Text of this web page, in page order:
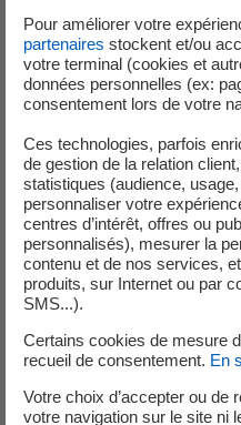
Mis à jour le 15/01/2026
Pour améliorer votre
partenaires stockent et/ou
votre terminal (cookies et
données personnelles (ex:
consentement lors de votre
Ces technologies, parfois
de gestion de la relation
statistiques (audience,
personnaliser votre
centres d’intérêt, offres ou
personnalisés), mesurer la
contenu et de nos services,
produits, sur Internet ou par
SMS...).
Certains cookies de mesure
recueil de consentement. En
Votre choix d’accepter ou de
votre navigation sur le site ni